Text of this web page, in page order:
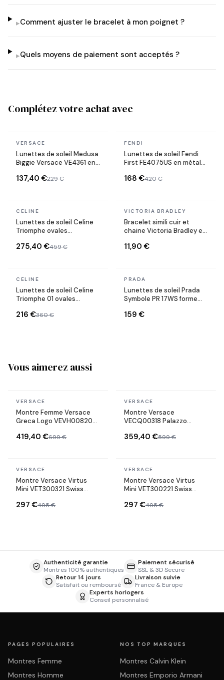
▸Comment ajuster le bracelet à mon poignet ?
▸Quels moyens de paiement sont acceptés ?
Complétez votre achat avec
En stock
VERSACE
Lunettes de soleil Medusa
Biggie Versace VE4361 en
137,40 €229 €
En stock
FENDI
Lunettes de soleil Fendi
First FE4075US en métal
168 €420 €
En stock
CELINE
Lunettes de soleil Celine
Triomphe ovales
275,40 €459 €
En stock
VICTORIA BRADLEY
Bracelet simili cuir et
chaine Victoria Bradley en
11,90 €
En stock
CELINE
Lunettes de soleil Celine
Triomphe 01 ovales
216 €360 €
En stock
PRADA
Lunettes de soleil Prada
Symbole PR 17WS forme
159 €
Vous aimerez aussi
En stock
VERSACE
Montre Femme Versace
Greca Logo VEVH00820
cadran noir
419,40 €699 €
En stock
VERSACE
Montre Versace
VECQ00318 Palazzo
bracelet en cuir vert
359,40 €599 €
En stock
VERSACE
Montre Versace Virtus
Mini VET300321 Swiss
inoxydable
297 €495 €
En stock
VERSACE
Montre Versace Virtus
Mini VET300221 Swiss
inoxydable
297 €495 €
Authenticité garantie
Montres 100% authentiques
Paiement sécurisé
SSL & 3D Secure
Retour 14 jours
Satisfait ou remboursé
Livraison suivie
France & Europe
Experts horlogers
Conseil personnalisé
PAGES POPULAIRES
Montres Femme
Montres Homme
NOS TOP MARQUES
Montres Calvin Klein
Montres Emporio Armani